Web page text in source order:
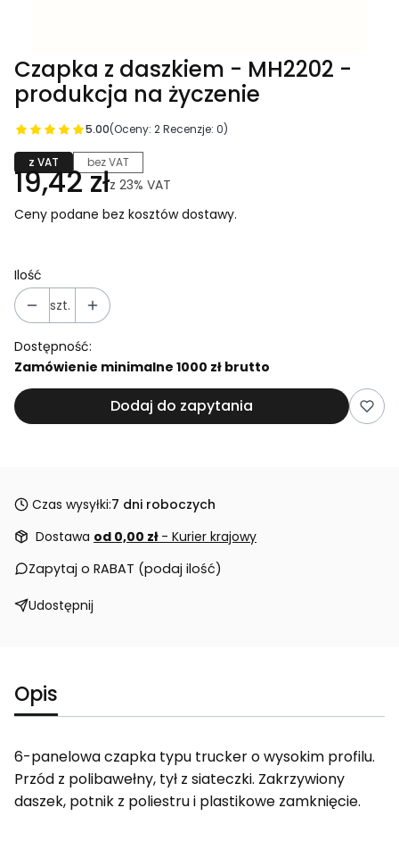
Czapka z daszkiem - MH2202 -
produkcja na życzenie
5.00(Oceny: 2 Recenzje: 0)
z VAT bez VAT
19,42 złz 23% VAT
Ceny podane bez kosztów dostawy.
Ilość
szt.
Dostępność:
Zamówienie minimalne 1000 zł brutto
Dodaj do zapytania
Czas wysyłki:7 dni roboczych
Dostawa od 0,00 zł - Kurier krajowy
Zapytaj o RABAT (podaj ilość)
Udostępnij
Opis
6-panelowa czapka typu trucker o wysokim profilu.
Przód z polibawełny, tył z siateczki. Zakrzywiony
daszek, potnik z poliestru i plastikowe zamknięcie.